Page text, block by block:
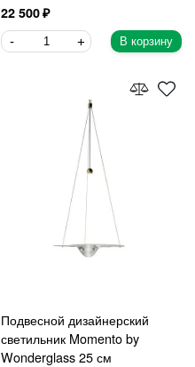
22 500
В корзину
Подвесной дизайнерский
светильник Momento by
Wonderglass 25 см